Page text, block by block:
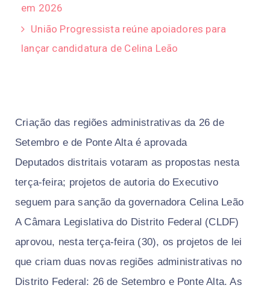
em 2026
União Progressista reúne apoiadores para
lançar candidatura de Celina Leão
Criação das regiões administrativas da 26 de
Setembro e de Ponte Alta é aprovada
Deputados distritais votaram as propostas nesta
terça-feira; projetos de autoria do Executivo
seguem para sanção da governadora Celina Leão
A Câmara Legislativa do Distrito Federal (CLDF)
aprovou, nesta terça-feira (30), os projetos de lei
que criam duas novas regiões administrativas no
Distrito Federal: 26 de Setembro e Ponte Alta. As